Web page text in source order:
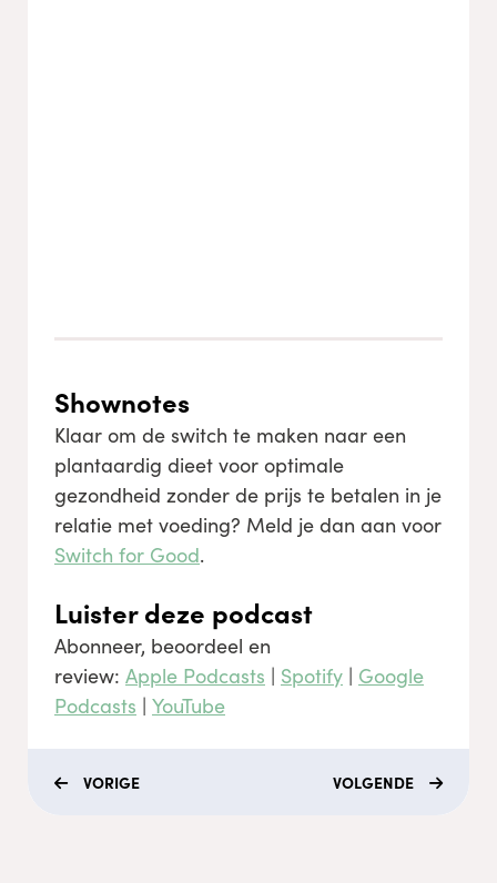
Shownotes
Klaar om de switch te maken naar een
plantaardig dieet voor optimale
gezondheid zonder de prijs te betalen in je
relatie met voeding? Meld je dan aan voor
Switch for Good.
Luister deze podcast
Abonneer, beoordeel en
review: Apple Podcasts | Spotify | Google
Podcasts | YouTube
VORIGE VOLGENDE